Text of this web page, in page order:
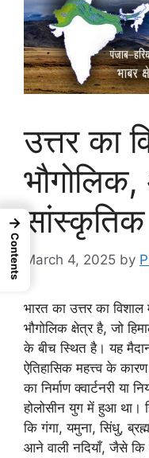
उत्तर का
March 4, 2025 by
भारत का उत्तर का
भौगोलिक क्षेत्र है, जो
के बीच स्थित है। यह
ऐतिहासिक महत्त्व के
का निर्माण क्वार्टनरी या
होलोसीन युग में हुआ था।
कि गंगा, यमुना, सिंधु,
आने वाली नदियाँ, जैसे
→
Contents